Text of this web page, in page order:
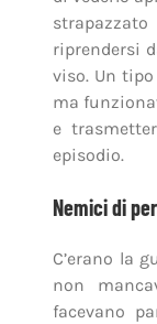
riprendersi
viso. Un
ma
e
episodio.
Nemici di
C’erano la
non
facevano